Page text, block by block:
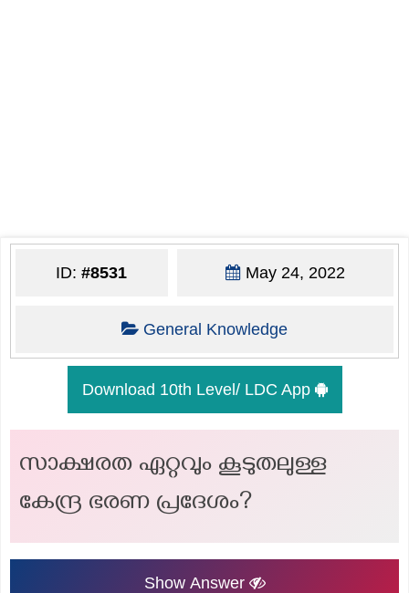
ID:#8531 May 24, 2022
General Knowledge
Download 10th Level/ LDC App
സാക്ഷരത ഏറ്റവും കൂടുതലുള്ള
കേന്ദ്ര ഭരണ പ്രദേശം?
Show Answer